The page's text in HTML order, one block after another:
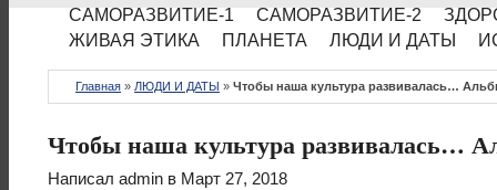
САМОРАЗВИТИЕ-1
САМОРАЗВИТИЕ-2
ЖИВАЯ ЭТИКА
ПЛАНЕТА ЛЮДИ И ДАТЫ
Главная » ЛЮДИ И ДАТЫ » Чтобы наша культура развивалась…
Чтобы наша культура развивалась…
Написал admin в Март 27, 2018